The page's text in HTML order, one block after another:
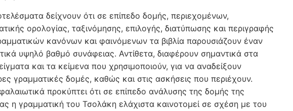
δείχνουν ότι σε επίπεδο δομής, περιεχομένων,
ορολογίας, ταξινόμησης, επιλογής, διατύπωσης και περιγραφής
κανόνων και φαινόμενων τα βιβλία παρουσιάζουν έναν
υψηλό βαθμό συνάφειας. Αντίθετα, διαφέρουν σημαντικά στα
και τα κείμενα που χρησιμοποιούν, για να αναδείξουν
γραμματικές δομές, καθώς και στις ασκήσεις που περιέχουν.
προκύπτει ότι σε επίπεδο ανάλυσης της δομής της
η γραμματική του Τσολάκη ελάχιστα καινοτομεί σε σχέση με του